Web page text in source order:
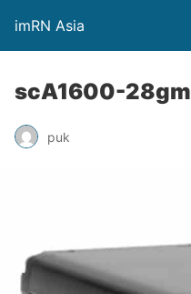
imRN Asia
scA1600-28gm
puk